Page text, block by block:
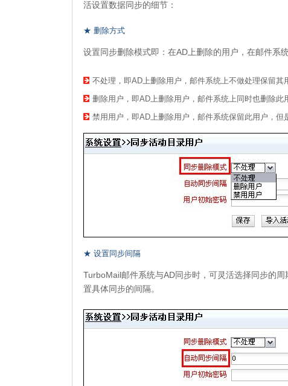
活设置数据同步的细节：
★ 删除方式
设置同步删除模式即：在AD上删除的用户，在邮件系
不处理，即AD上删除用户，邮件系统上不做处理保留其
删除用户，即AD上删除用户，邮件系统上同时也删除此
禁用用户，即AD上删除用户，邮件系统保留此用户，但
★ 设置同步间隔
TurboMail邮件系统与AD同步时，可灵活选择同步的
置具体同步的间隔。